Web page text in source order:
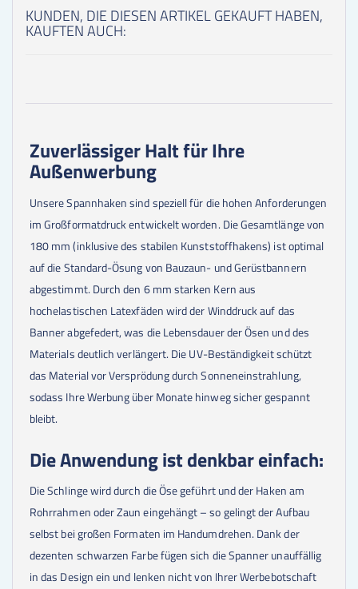
KUNDEN, DIE DIESEN ARTIKEL GEKAUFT HABEN,
KAUFTEN AUCH:
Zuverlässiger Halt für Ihre
Außenwerbung
Unsere Spannhaken sind speziell für die hohen Anforderungen
im Großformatdruck entwickelt worden. Die Gesamtlänge von
180 mm (inklusive des stabilen Kunststoffhakens) ist optimal
auf die Standard-Ösung von Bauzaun- und Gerüstbannern
abgestimmt. Durch den 6 mm starken Kern aus
hochelastischen Latexfäden wird der Winddruck auf das
Banner abgefedert, was die Lebensdauer der Ösen und des
Materials deutlich verlängert. Die UV-Beständigkeit schützt
das Material vor Versprödung durch Sonneneinstrahlung,
sodass Ihre Werbung über Monate hinweg sicher gespannt
bleibt.
Die Anwendung ist denkbar einfach:
Die Schlinge wird durch die Öse geführt und der Haken am
Rohrrahmen oder Zaun eingehängt – so gelingt der Aufbau
selbst bei großen Formaten im Handumdrehen. Dank der
dezenten schwarzen Farbe fügen sich die Spanner unauffällig
in das Design ein und lenken nicht von Ihrer Werbebotschaft